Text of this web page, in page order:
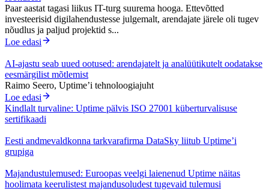
Paar aastat tagasi liikus IT-turg suurema hooga. Ettevõtted
investeerisid digilahendustesse julgemalt, arendajate järele oli tugev
nõudlus ja paljud projektid s...
Loe edasi
AI-ajastu seab uued ootused: arendajatelt ja analüütikutelt oodatakse
eesmärgilist mõtlemist
Raimo Seero, Uptime’i tehnoloogiajuht
Loe edasi
Kindlalt turvaline: Uptime pälvis ISO 27001 küberturvalisuse
sertifikaadi
Eesti andmevaldkonna tarkvarafirma DataSky liitub Uptime’i
grupiga
Majandustulemused: Euroopas veelgi laienenud Uptime näitas
hoolimata keerulistest majandusoludest tugevaid tulemusi